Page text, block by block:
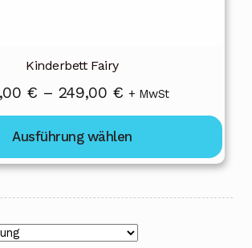
Kinderbett Fairy
€ – 249,00 €Preisspanne:
189,00 €
bis
249,00 €
+ MwSt
Ausführung wählen